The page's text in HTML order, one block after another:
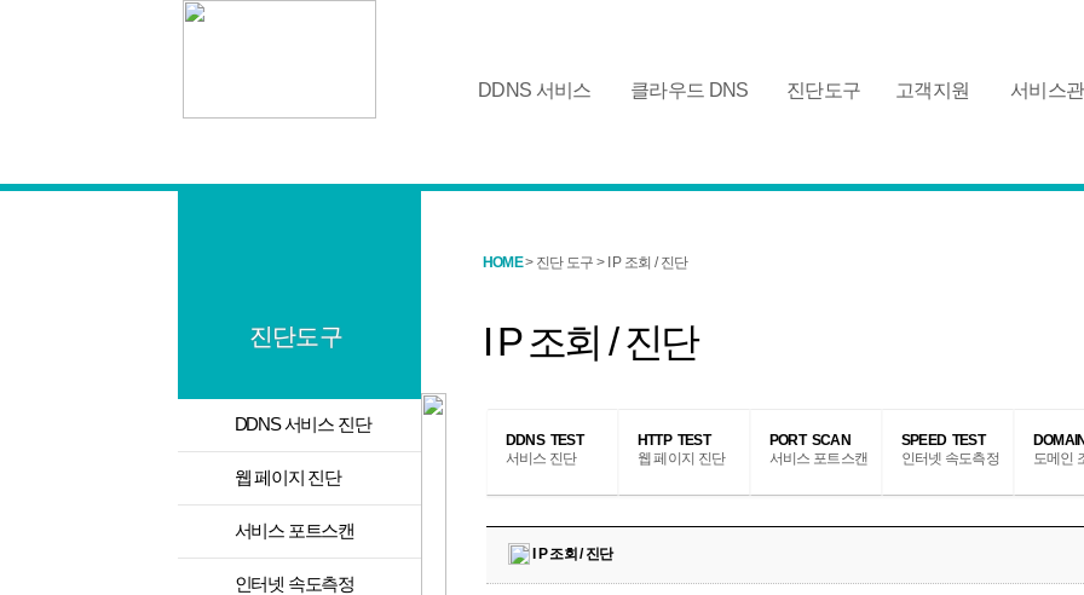
DDNS 서비스 클라우드 DNS 진단도구 고객지원 서비스
진단도구
DDNS 서비스 진단
웹 페이지 진단
서비스 포트스캔
인터넷 속도측정
HOME> 진단 도구 > I P 조회 / 진단
I P 조회 / 진단
DDNS TEST
서비스 진단
HTTP TEST
웹 페이지 진단
PORT SCAN
서비스 포트스캔
SPEED TEST
인터넷 속도측정
도메인
I P 조회 / 진단